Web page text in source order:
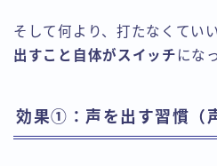
そして何より、打たなくてい
出すこと自体がスイッチ にな
効果①：声を出す習慣（